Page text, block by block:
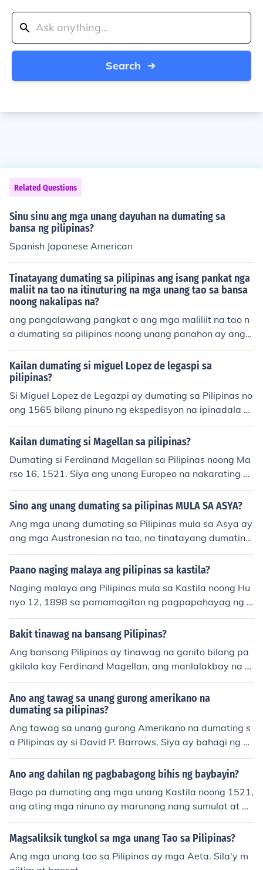
Search
Related Questions
Sinu sinu ang mga unang dayuhan na dumating sa
bansa ng pilipinas?
Spanish Japanese American
Tinatayang dumating sa pilipinas ang isang pankat nga
maliit na tao na itinuturing na mga unang tao sa bansa
noong nakalipas na?
ang pangalawang pangkat o ang mga maliliit na tao n
a dumating sa pilipinas noong unang panahon ay ang
mga "Pygmies"
Kailan dumating si miguel Lopez de legaspi sa
pilipinas?
Si Miguel Lopez de Legazpi ay dumating sa Pilipinas no
ong 1565 bilang pinuno ng ekspedisyon na ipinadala n
g Espanya upang subukang sakupin ang mga lalawiga
n sa Pilipinas. Siya ang unang Gobernador-Heneral ng
a.
Kailan dumating si Magellan sa pilipinas?
Dumating si Ferdinand Magellan sa Pilipinas noong Ma
rso 16, 1521. Siya ang unang Europeo na nakarating sa
bansa at nagdala ng mga bagong ideya at kultura. An
g kanyang pagdating ay nagmarka ng simula ng koloni
Sino ang unang dumating sa pilipinas MULA SA ASYA?
Ang mga unang dumating sa Pilipinas mula sa Asya ay
ang mga Austronesian na tao, na tinatayang dumating
sa paligid ng 3000 BCE. Sila ang nagdala ng kanilang k
ultura, wika, at agrikultura. Ang mga Austronesian ay n
t sa iba't ibang bahagi ng kapuluan, na naging bataya
n ng maagang sibilisasyon sa bansa.
Paano naging malaya ang pilipinas sa kastila?
Naging malaya ang Pilipinas mula sa Kastila noong Hu
nyo 12, 1898 sa pamamagitan ng pagpapahayag ng k
asarinlan at pagtatag ng unang republika sa Asia. Ito a
y matapos ang pakikibaka ng mga Pilipino laban sa kol
aban sa mga Kastila.
Bakit tinawag na bansang Pilipinas?
Ang bansang Pilipinas ay tinawag na ganito bilang pa
gkilala kay Ferdinand Magellan, ang manlalakbay na E
spanyol na unang dumating sa bansa noong 1521. Pin
angalanan niya ang bansa bilang &quot;Las Islas Filipi
nas&quot; bilang parangal kay Haring Philip II ng Espan
ya. Ang pangalan ay unti-unting naging Pilipinas at na
ging opisyal na tawag sa buong kapuluan. Ang pangal
an ay sumasalamin din sa kolonyal na kasaysayan ng b
Ano ang tawag sa unang gurong amerikano na
dumating sa pilipinas?
Ang tawag sa unang gurong Amerikano na dumating s
a Pilipinas ay si David P. Barrows. Siya ay bahagi ng gr
upo ng mga guro na kilala bilang &quot;Thomasites,&q
uot; na dumating sa bansa noong 1901 upang magturo
agdating ay bahagi ng mga reporma sa edukasyon na i
pinatupad ng mga Amerikano matapos ang Digmaang
Pilipino-Amerikano.
Ano ang dahilan ng pagbabagong bihis ng baybayin?
Bago pa dumating ang mga unang Kastila noong 1521,
ang ating mga ninuno ay marunong nang sumulat at m
agbasa, at ang gamit nila ay ang tinatawag na "Bayb
ayin". Ang Baybayin ay isang "silabarya" at hindi alfab
Magsaliksik tungkol sa mga unang Tao sa Pilipinas?
Ang mga unang tao sa Pilipinas ay mga Aeta. Sila'y m